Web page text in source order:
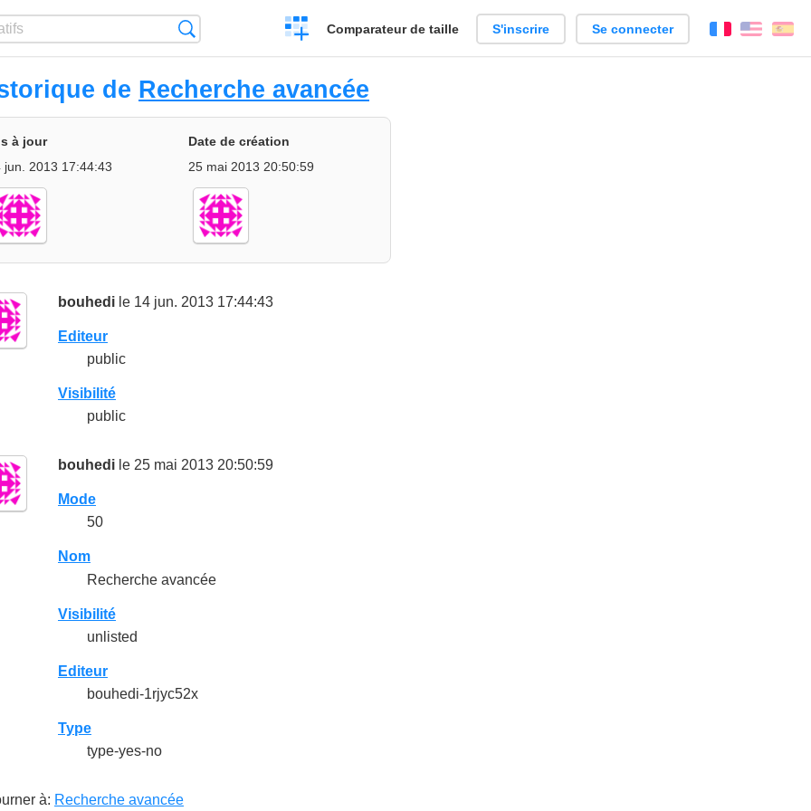
Créer
un
comparatif
Comparateur de taille S'inscrire Se connecter FrançaisEnglish
de Recherche avancée
à jour
jun. 2013 17:44:43
Date de création
25 mai 2013 20:50:59
bouhedi le 14 jun. 2013 17:44:43
Editeur
public
Visibilité
public
bouhedi le 25 mai 2013 20:50:59
Mode
50
Nom
Recherche avancée
Visibilité
unlisted
Editeur
bouhedi-1rjyc52x
Type
type-yes-no
à: Recherche avancée